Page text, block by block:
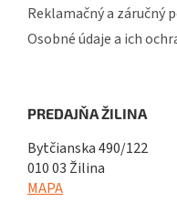
Reklamačný a záručný
Osobné údaje a ich
PREDAJŇA ŽILINA
Bytčianska 490/122
010 03 Žilina
MAPA